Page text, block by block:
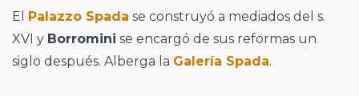
El Palazzo Spada se construyó a mediados del s.
XVI y Borromini se encargó de sus reformas un
siglo después. Alberga la Galería Spada.